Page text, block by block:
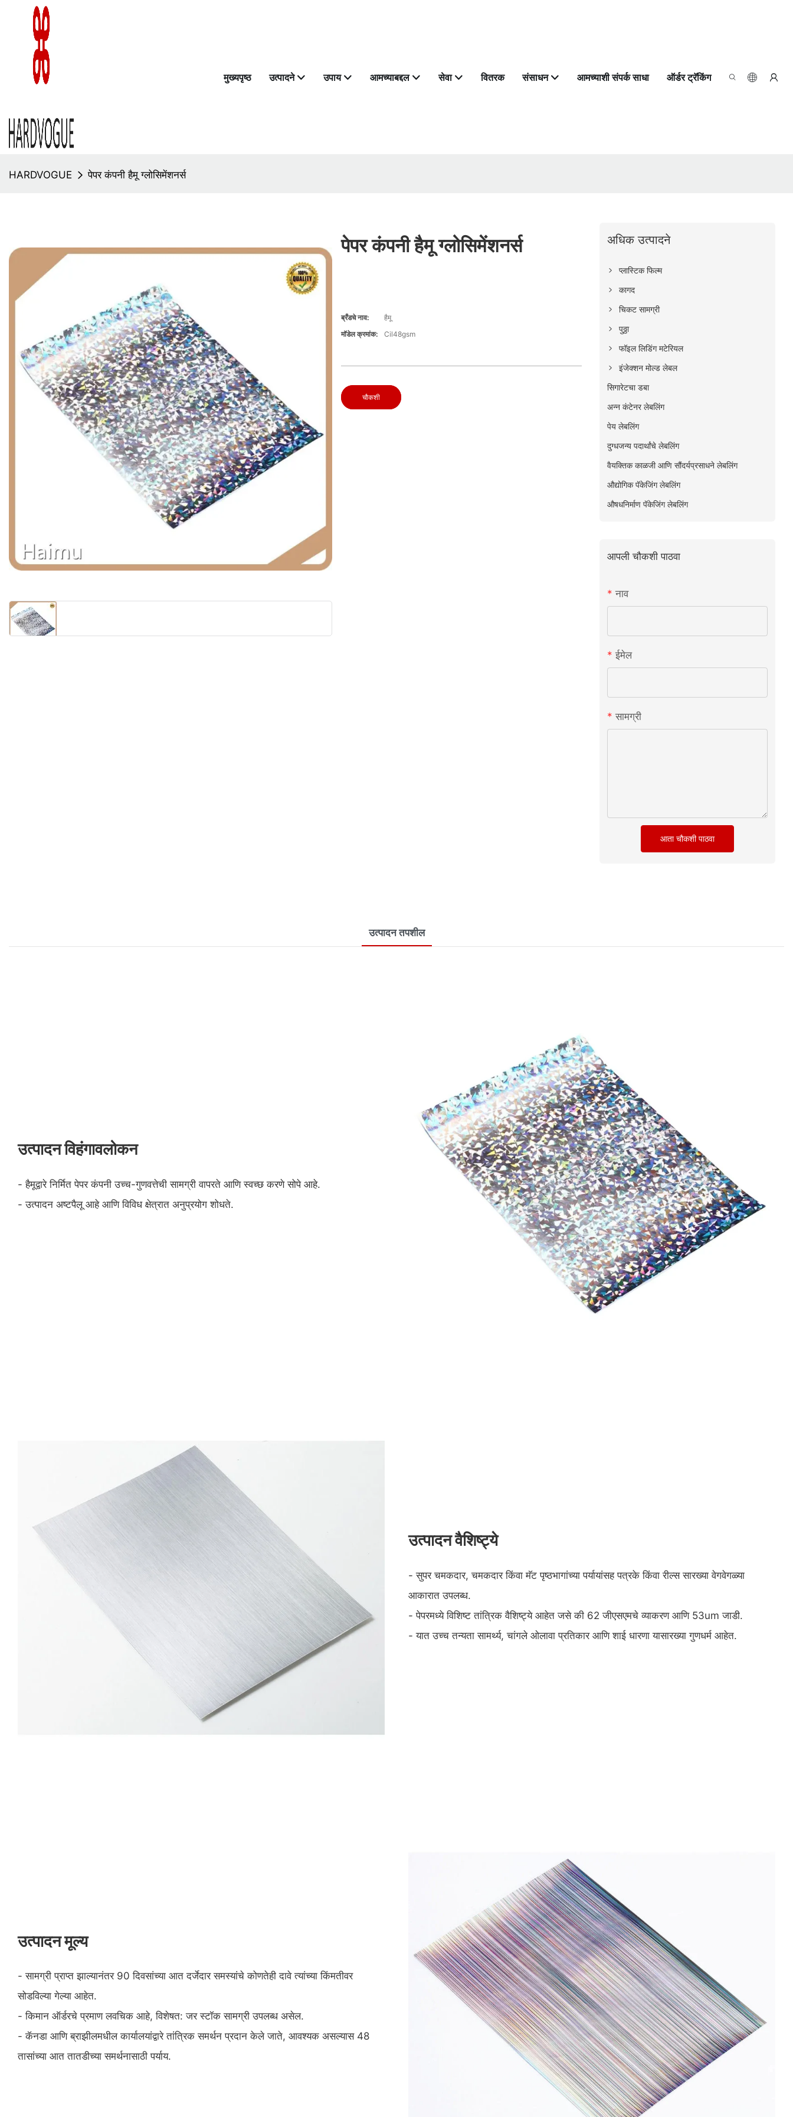
मुख्यपृष्ठ उत्पादने उपाय आमच्याबद्दल सेवा वितरक संसाधन आमच्याशी संपर्क साधा ऑर्डर ट्रॅकिंग
HARDVOGUE पेपर कंपनी हैमू ग्लोसिमेंशनर्स
पेपर कंपनी हैमू ग्लोसिमेंशनर्स
ब्रँडचे नाव:
हैमू
मॉडेल क्रमांक:
Cil48gsm
चौकशी
अधिक उत्पादने
प्लास्टिक फिल्म
कागद
चिकट सामग्री
पुठ्ठा
फॉइल लिडिंग मटेरियल
इंजेक्शन मोल्ड लेबल
सिगारेटचा डबा
अन्न कंटेनर लेबलिंग
पेय लेबलिंग
दुग्धजन्य पदार्थांचे लेबलिंग
वैयक्तिक काळजी आणि सौंदर्यप्रसाधने लेबलिंग
औद्योगिक पॅकेजिंग लेबलिंग
औषधनिर्माण पॅकेजिंग लेबलिंग
आपली चौकशी पाठवा
नाव
ईमेल
सामग्री
आता चौकशी पाठवा
उत्पादन तपशील
उत्पादन विहंगावलोकन
- हैमूद्वारे निर्मित पेपर कंपनी उच्च-गुणवत्तेची सामग्री वापरते आणि स्वच्छ करणे सोपे आहे.
- उत्पादन अष्टपैलू आहे आणि विविध क्षेत्रात अनुप्रयोग शोधते.
उत्पादन वैशिष्ट्ये
- सुपर चमकदार, चमकदार किंवा मॅट पृष्ठभागांच्या पर्यायांसह पत्रके किंवा रील्स सारख्या वेगवेगळ्या
आकारात उपलब्ध.
- पेपरमध्ये विशिष्ट तांत्रिक वैशिष्ट्ये आहेत जसे की 62 जीएसएमचे व्याकरण आणि 53um जाडी.
- यात उच्च तन्यता सामर्थ्य, चांगले ओलावा प्रतिकार आणि शाई धारणा यासारख्या गुणधर्म आहेत.
उत्पादन मूल्य
- सामग्री प्राप्त झाल्यानंतर 90 दिवसांच्या आत दर्जेदार समस्यांचे कोणतेही दावे त्यांच्या किंमतीवर
सोडविल्या गेल्या आहेत.
- किमान ऑर्डरचे प्रमाण लवचिक आहे, विशेषत: जर स्टॉक सामग्री उपलब्ध असेल.
- कॅनडा आणि ब्राझीलमधील कार्यालयांद्वारे तांत्रिक समर्थन प्रदान केले जाते, आवश्यक असल्यास 48
तासांच्या आत तातडीच्या समर्थनासाठी पर्याय.